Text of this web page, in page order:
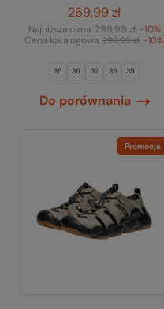
269,99 zł
Najniższa cena: 299,99 zł -10%
Cena katalogowa: 299,99 zł -10%
35 36 37 38 39
Do porównania
Promocja